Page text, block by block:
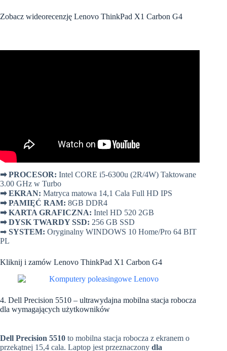
Zobacz wideorecenzję Lenovo ThinkPad X1 Carbon G4
➡PROCESOR: Intel CORE i5-6300u (2R/4W) Taktowane
3.00 GHz w Turbo
➡EKRAN: Matryca matowa 14,1 Cala Full HD IPS
➡PAMIĘĆ RAM: 8GB DDR4
➡KARTA GRAFICZNA: Intel HD 520 2GB
➡DYSK TWARDY SSD: 256 GB SSD
➡ SYSTEM: Oryginalny WINDOWS 10 Home/Pro 64 BIT
PL
Kliknij i zamów Lenovo ThinkPad X1 Carbon G4
4. Dell Precision 5510 – ultrawydajna mobilna stacja robocza
dla wymagających użytkowników
Dell Precision 5510 to mobilna stacja robocza z ekranem o
przekątnej 15,4 cala. Laptop jest przeznaczony dla